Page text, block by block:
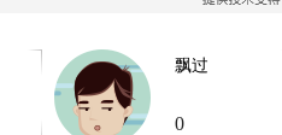
飘过
0